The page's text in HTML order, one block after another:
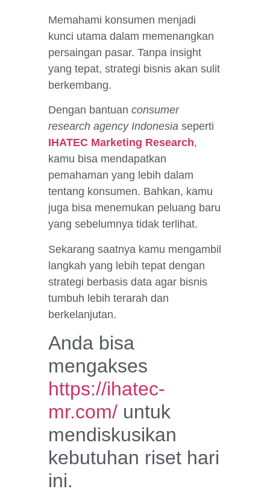
Memahami konsumen menjadi
kunci utama dalam memenangkan
persaingan pasar. Tanpa insight
yang tepat, strategi bisnis akan sulit
berkembang.
Dengan bantuan consumer
research agency Indonesia seperti
IHATEC Marketing Research,
kamu bisa mendapatkan
pemahaman yang lebih dalam
tentang konsumen. Bahkan, kamu
juga bisa menemukan peluang baru
yang sebelumnya tidak terlihat.
Sekarang saatnya kamu mengambil
langkah yang lebih tepat dengan
strategi berbasis data agar bisnis
tumbuh lebih terarah dan
berkelanjutan.
Anda bisa
mengakses
https://ihatec-
mr.com/ untuk
mendiskusikan
kebutuhan riset hari
ini.